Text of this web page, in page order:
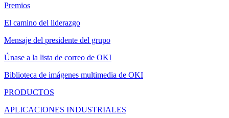
Premios
El camino del liderazgo
Mensaje del presidente del grupo
Únase a la lista de correo de OKI
Biblioteca de imágenes multimedia de OKI
PRODUCTOS
APLICACIONES INDUSTRIALES